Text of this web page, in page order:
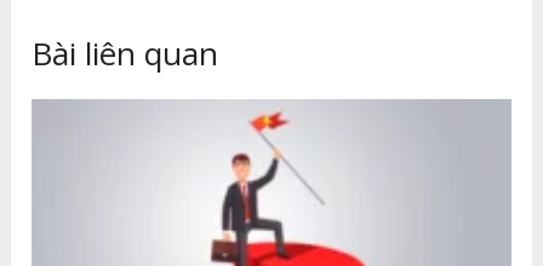
Bài liên quan